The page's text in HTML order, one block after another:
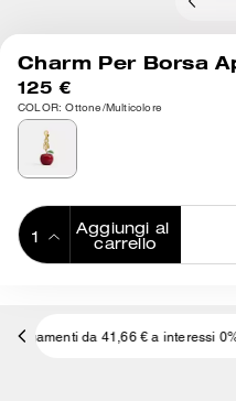
Charm Per Borsa
125 €
COLOR: Ottone/Multicolore
Aggiungi al
carrello
interessi 0% con